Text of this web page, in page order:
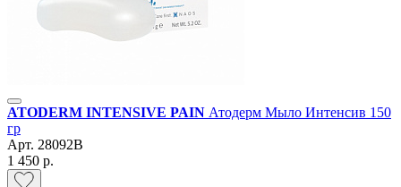
ATODERM INTENSIVE PAIN Атодерм Мыло Интенсив 150
гр
Арт. 28092B
1 450 р.